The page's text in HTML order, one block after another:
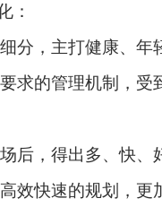
：
分，主打健康、年
求的管理机制，受
后，得出多、快、
效快速的规划，更